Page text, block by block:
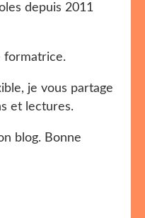
depuis 2011
formatrice.
je vous partage
et lectures.
blog. Bonne